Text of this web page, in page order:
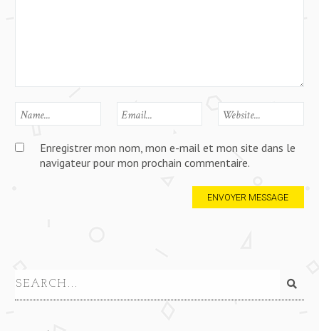
Enregistrer mon nom, mon e-mail et mon site dans le
navigateur pour mon prochain commentaire.